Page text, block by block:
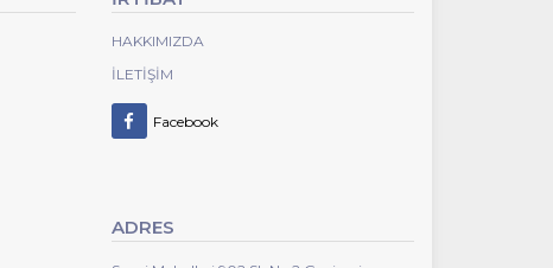
HAKKIMIZDA
İLETIŞIM
Facebook
ADRES